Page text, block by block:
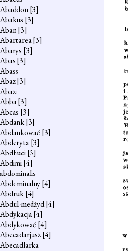
Abaddon[3]
Abakus [3]
Aban[3]
Abartarea[3]
Abarys [3]
Abas [3]
Abass
Abaz[3]
Abazi
Abba[3]
Abcas [3]
Abdank[3]
Abdankować [3]
Abderyta[3]
Abdhuci[3]
Abdimi[4]
abdominalis
Abdominalny[4]
Abdruk[4]
Abdul-medżyd[4]
Abdykacja[4]
Abdykować [4]
Abecadarjusz[4]
Abecadlarka